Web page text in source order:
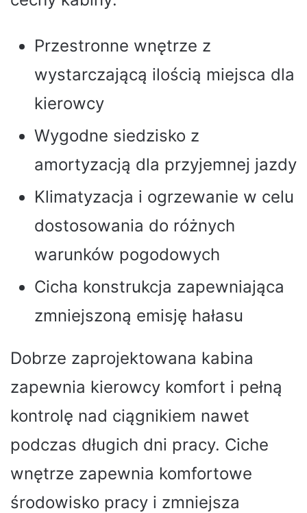
Przestronne wnętrze z
wystarczającą ilością miejsca dla
kierowcy
Wygodne siedzisko z
amortyzacją dla przyjemnej jazdy
Klimatyzacja i ogrzewanie w celu
dostosowania do różnych
warunków pogodowych
Cicha konstrukcja zapewniająca
zmniejszoną emisję hałasu
Dobrze zaprojektowana kabina
zapewnia kierowcy komfort i pełną
kontrolę nad ciągnikiem nawet
podczas długich dni pracy. Ciche
wnętrze zapewnia komfortowe
środowisko pracy i zmniejsza